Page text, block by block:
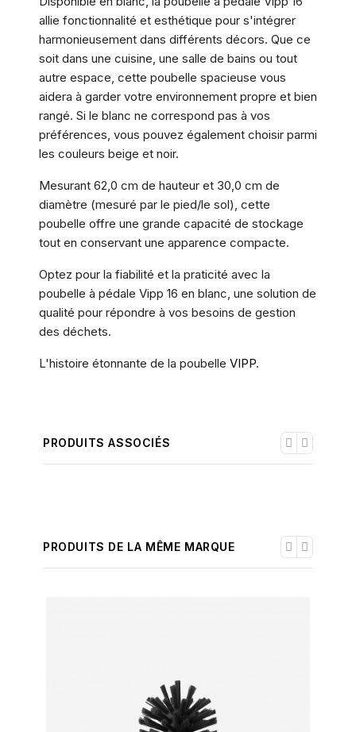
allie fonctionnalité et esthétique pour s'intégrer
harmonieusement dans différents décors. Que ce
soit dans une cuisine, une salle de bains ou tout
autre espace, cette poubelle spacieuse vous
aidera à garder votre environnement propre et bien
rangé. Si le blanc ne correspond pas à vos
préférences, vous pouvez également choisir parmi
les couleurs beige et noir.
Mesurant 62,0 cm de hauteur et 30,0 cm de
diamètre (mesuré par le pied/le sol), cette
poubelle offre une grande capacité de stockage
tout en conservant une apparence compacte.
Optez pour la fiabilité et la praticité avec la
poubelle à pédale Vipp 16 en blanc, une solution de
qualité pour répondre à vos besoins de gestion
des déchets.
L'histoire étonnante de la poubelle VIPP.
PRODUITS ASSOCIÉS
PRODUITS DE LA MÊME MARQUE